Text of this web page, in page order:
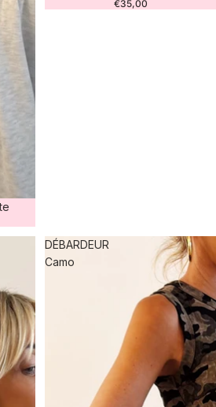
€35,00
DÉBARDEUR
Camo